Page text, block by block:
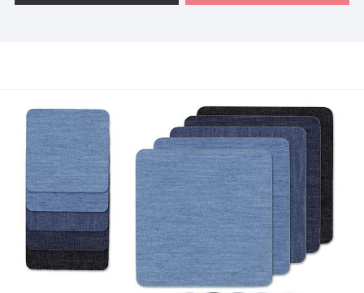
patches hebben boeiende ontwerpen geïnspireerd door
kleding, tassen en meer kunt aanpassen aan uw unieke
stijl.